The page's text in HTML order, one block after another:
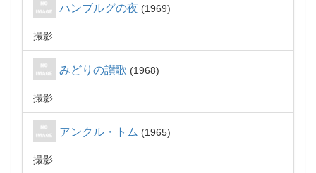
ハンブルグの夜 1969
撮影
みどりの讃歌 1968
撮影
アンクル・トム 1965
撮影